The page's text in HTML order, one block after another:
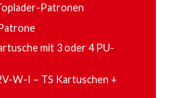
Patronen
mit 3 oder 4 PU-
W-I – TS Kartuschen +